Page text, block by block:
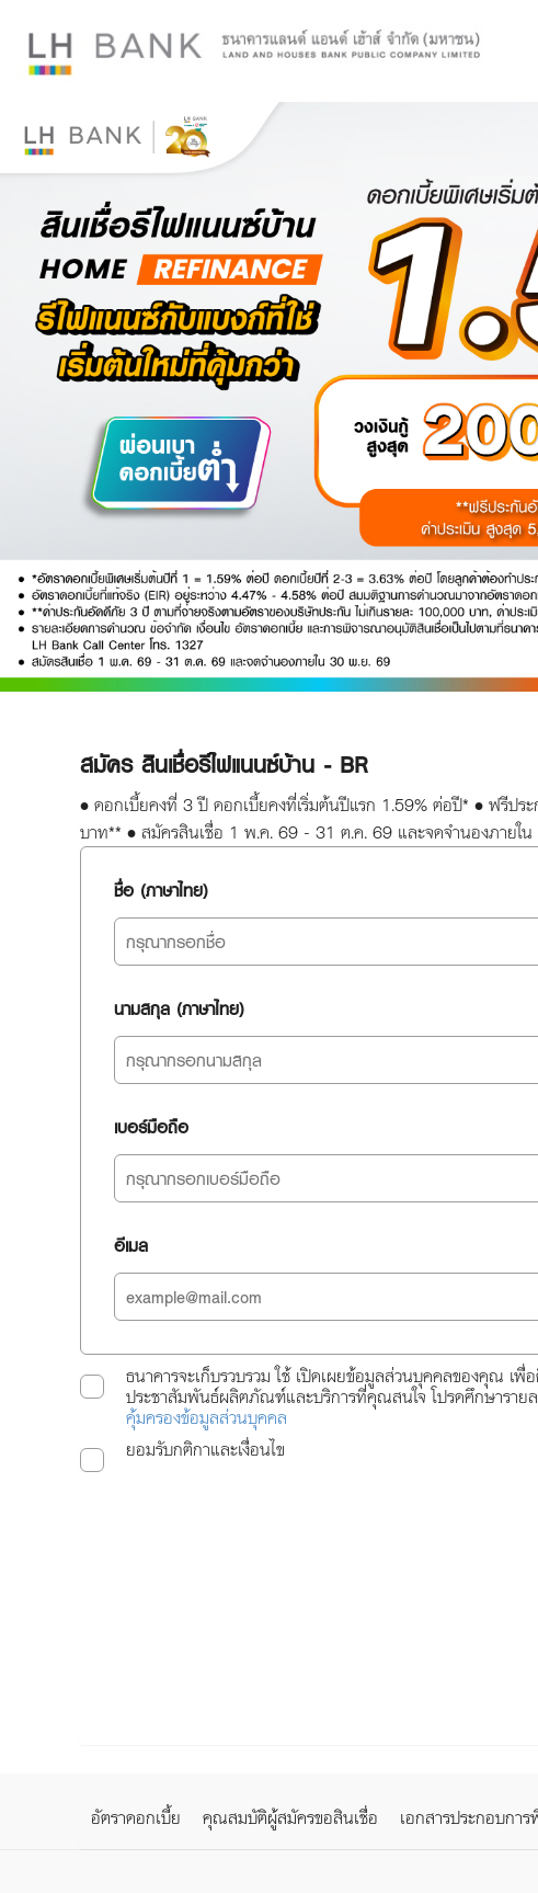
สมัคร สินเชื่อรีไฟแนนซ์บ้าน - BR
• ดอกเบี้ยคงที่ 3 ปี ดอกเบี้ยคงที่เริ่มต้นปีแรก 1.59% ต่อปี* • ฟรี
บาท** • สมัครสินเชื่อ 1 พ.ค. 69 - 31 ต.ค. 69 และจดจำนองภายใ
ชื่อ (ภาษาไทย)
นามสกุล (ภาษาไทย)
เบอร์มือถือ
อีเมล
ธนาคารจะเก็บรวบรวม ใช้ เปิดเผยข้อมูลส่วนบุคคลของคุณ เ
ประชาสัมพันธ์ผลิตภัณฑ์และบริการที่คุณสนใจ โปรดศึกษาราย
คุ้มครองข้อมูลส่วนบุคคล
ยอมรับกติกาและเงื่อนไข
อัตราดอกเบี้ย คุณสมบัติผู้สมัครขอสินเชื่อ เอกสารประกอบกา